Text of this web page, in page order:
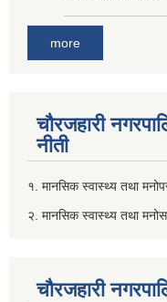
more
चौरजहारी
नीती
१. मानसिक स्वास्थ्य तथा
२. मानसिक स्वास्थ्य तथा
चौरजहारी